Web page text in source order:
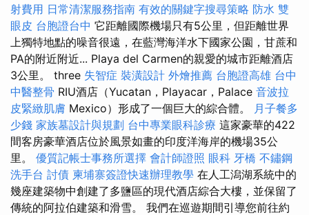
射費用 日常清潔服務指南 有效的關鍵字搜尋策略 防水 雙
眼皮 台胞證台中 它距離國際機場只有5公里，但距離世界
上獨特地點的噪音很遠，在藍灣海洋水下國家公園，甘蔗和
PA的附近附近... Playa del Carmen的親愛的城市距離酒店
3公里。 three 失智症 裝潢設計 外燴推薦 台胞證高雄 台中
中醫整骨 RIU酒店（Yucatan，Playacar，Palace 音波拉
皮緊緻肌膚 Mexico）形成了一個巨大的綜合體。
月子餐多
少錢 家族墓設計與規劃 台中專業眼科診療 這家豪華的422
間客房豪華酒店位於風景如畫的印度洋海岸的機場35公
里。 優質記帳士事務所選擇 會計師證照 眼科 牙橋 不鏽鋼
洗手台 討債 柬埔寨簽證快速辦理教學 在人工潟湖系統中的
幾座建築物中創建了多鹽區的現代酒店綜合大樓，並保留了
傳統的阿拉伯建築和滑雪。 我們在巡遊期間引導您前往約